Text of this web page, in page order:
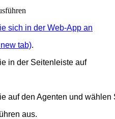
sich in der Web-App an
tab).
in der Seitenleiste auf
auf den Agenten und wählen
aus.